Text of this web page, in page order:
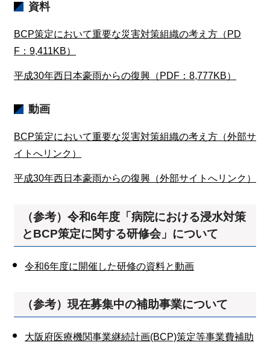
資料
BCP策定において重要な災害対策組織の考え方（PD
F：9,411KB）
平成30年西日本豪雨からの復興（PDF：8,777KB）
動画
BCP策定において重要な災害対策組織の考え方（外部サ
イトへリンク）
平成30年西日本豪雨からの復興（外部サイトへリンク）
（参考）令和6年度「病院における浸水対策
とBCP策定に関する研修会」について
令和6年度に開催した研修の資料と動画
（参考） 現在募集中の補助事業について
大阪府医療機関事業継続計画(BCP)策定等事業費補助